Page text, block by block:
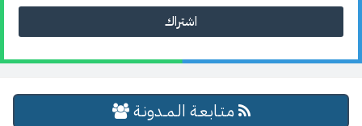
مـتـابـعـة الـمــدونـة